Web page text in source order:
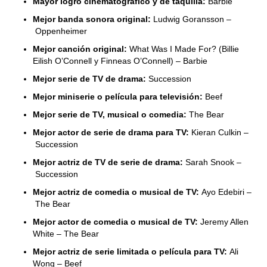
Mejor banda sonora original: Ludwig Goransson –
Oppenheimer
Mejor canción original: What Was I Made For? (Billie
Eilish O’Connell y Finneas O’Connell) – Barbie
Mejor serie de TV de drama: Succession
Mejor miniserie o película para televisión: Beef
Mejor serie de TV, musical o comedia: The Bear
Mejor actor de serie de drama para TV: Kieran Culkin –
Succession
Mejor actriz de TV de serie de drama: Sarah Snook –
Succession
Mejor actriz de comedia o musical de TV: Ayo Edebiri –
The Bear
Mejor actor de comedia o musical de TV: Jeremy Allen
White – The Bear
Mejor actriz de serie limitada o película para TV: Ali
Wong – Beef